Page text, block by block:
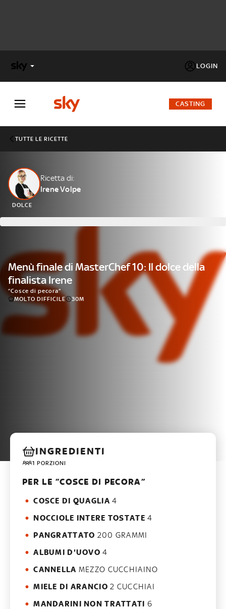
LOGIN
FACTOR
Cos’altro vedere:
PROGRAMMI SKY
Un mondo di offerte:
SKY.IT
NOW
CASTING
TUTTE LE RICETTE
Ricetta di:
Irene Volpe
DOLCE
Menù finale di MasterChef 10: Il dolce della
finalista Irene
“Cosce di pecora”
MOLTO DIFFICILE
30M
INGREDIENTI
1 PORZIONI
PER LE “COSCE DI PECORA”
COSCE DI QUAGLIA 4
NOCCIOLE INTERE TOSTATE 4
PANGRATTATO 200 GRAMMI
ALBUMI D'UOVO 4
CANNELLA MEZZO CUCCHIAINO
MIELE DI ARANCIO 2 CUCCHIAI
MANDARINI NON TRATTATI 6